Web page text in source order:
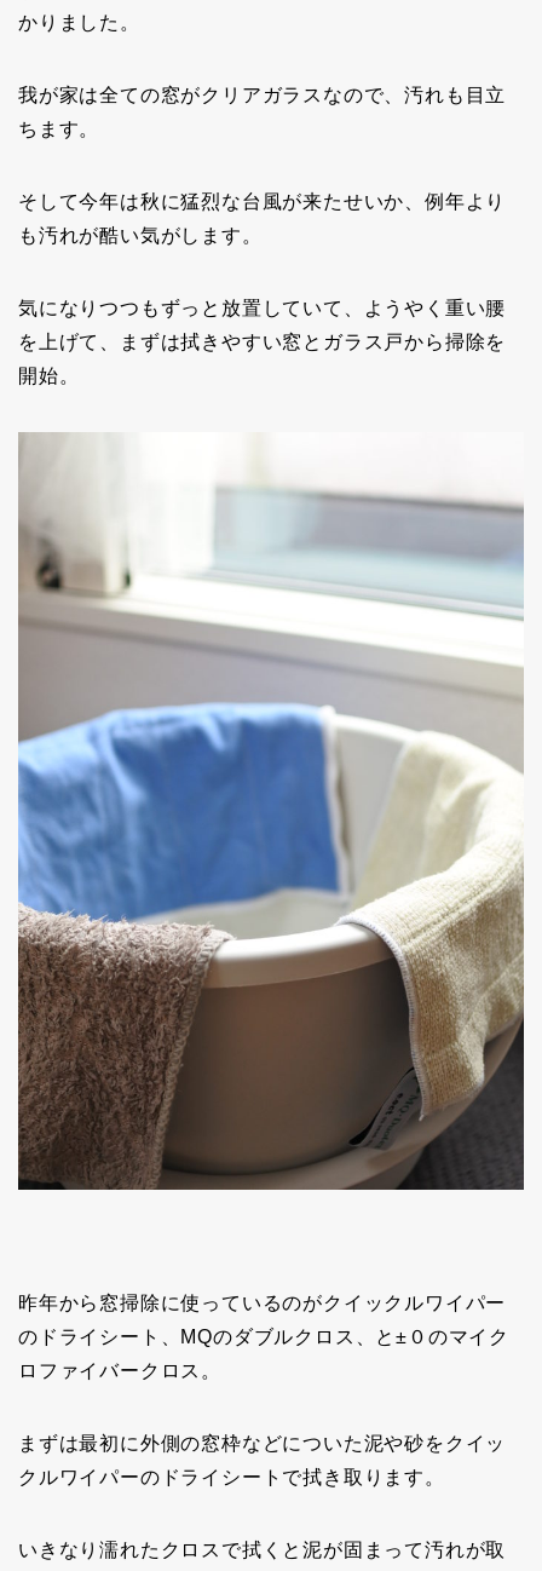
かりました。
我が家は全ての窓がクリアガラスなので、汚れも目立
ちます。
そして今年は秋に猛烈な台風が来たせいか、例年より
も汚れが酷い気がします。
気になりつつもずっと放置していて、ようやく重い腰
を上げて、まずは拭きやすい窓とガラス戸から掃除を
開始。
昨年から窓掃除に使っているのがクイックルワイパー
のドライシート、MQのダブルクロス、と±０のマイク
ロファイバークロス。
まずは最初に外側の窓枠などについた泥や砂をクイッ
クルワイパーのドライシートで拭き取ります。
いきなり濡れたクロスで拭くと泥が固まって汚れが取